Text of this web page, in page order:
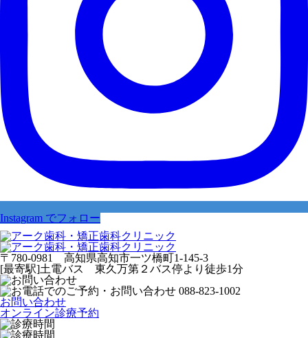
Instagram でフォロー
〒780-0981 高知県高知市一ツ橋町1-145-3
[最寄駅]土電バス 東久万第２バス停より徒歩1分
お問い合わせ
オンライン診療予約